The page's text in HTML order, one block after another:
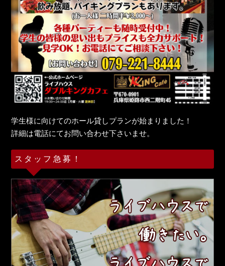
学生様に向けてのホール貸しプランが始まりました！
詳細は電話にてお問い合わせ下さいませ。
スタッフ急募！